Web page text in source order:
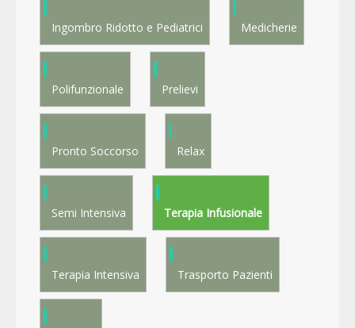
Ingombro Ridotto e Pediatrici Medicherie
Polifunzionale Prelievi
Pronto Soccorso Relax
Semi Intensiva Terapia Infusionale
Terapia Intensiva Trasporto Pazienti